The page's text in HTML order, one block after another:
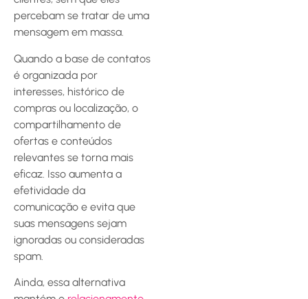
percebam se tratar de uma
mensagem em massa.
Quando a base de contatos
é organizada por
interesses, histórico de
compras ou localização, o
compartilhamento de
ofertas e conteúdos
relevantes se torna mais
eficaz. Isso aumenta a
efetividade da
comunicação e evita que
suas mensagens sejam
ignoradas ou consideradas
spam.
Ainda, essa alternativa